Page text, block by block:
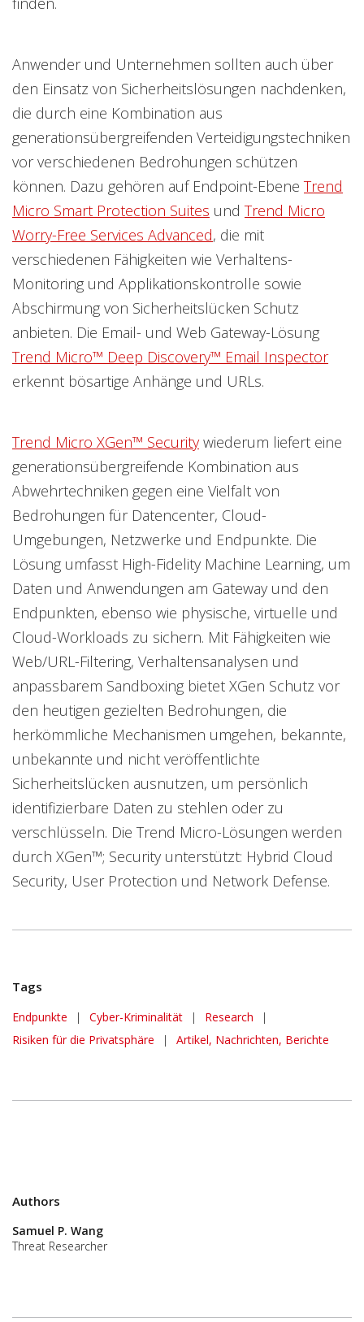
Anwender und Unternehmen sollten auch über
den Einsatz von Sicherheitslösungen nachdenken,
die durch eine Kombination aus
generationsübergreifenden Verteidigungstechniken
vor verschiedenen Bedrohungen schützen
können. Dazu gehören auf Endpoint-Ebene Trend
Micro Smart Protection Suites und Trend Micro
Worry-Free Services Advanced, die mit
verschiedenen Fähigkeiten wie Verhaltens-
Monitoring und Applikationskontrolle sowie
Abschirmung von Sicherheitslücken Schutz
anbieten. Die Email- und Web Gateway-Lösung
Trend Micro™ Deep Discovery™ Email Inspector
erkennt bösartige Anhänge und URLs.
Trend Micro XGen™ Securitywiederum liefert eine
generationsübergreifende Kombination aus
Abwehrtechniken gegen eine Vielfalt von
Bedrohungen für Datencenter, Cloud-
Umgebungen, Netzwerke und Endpunkte. Die
Lösung umfasst High-Fidelity Machine Learning, um
Daten und Anwendungen am Gateway und den
Endpunkten, ebenso wie physische, virtuelle und
Cloud-Workloads zu sichern. Mit Fähigkeiten wie
Web/URL-Filtering, Verhaltensanalysen und
anpassbarem Sandboxing bietet XGen Schutz vor
den heutigen gezielten Bedrohungen, die
herkömmliche Mechanismen umgehen, bekannte,
unbekannte und nicht veröffentlichte
Sicherheitslücken ausnutzen, um persönlich
identifizierbare Daten zu stehlen oder zu
verschlüsseln. Die Trend Micro-Lösungen werden
durch XGen™; Security unterstützt: Hybrid Cloud
Security, User Protection und Network Defense.
Tags
Endpunkte | Cyber-Kriminalität | Research
|
Risiken für die Privatsphäre
| Artikel, Nachrichten, Berichte
Authors
Samuel P. Wang
Threat Researcher